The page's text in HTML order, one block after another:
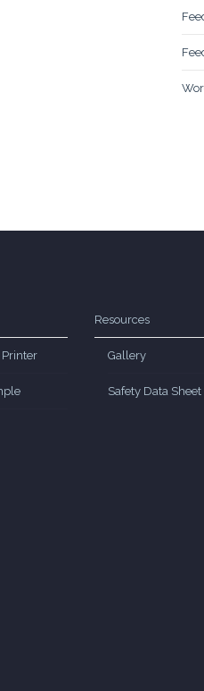
Printer
Resources
Gallery
Safety Data Sheet